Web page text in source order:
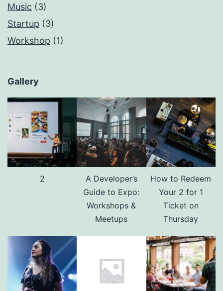
Music (3)
Startup (3)
Workshop (1)
Gallery
2
A Developer’s
Guide to Expo:
Workshops &
Meetups
How to Redeem
Your 2 for 1
Ticket on
Thursday